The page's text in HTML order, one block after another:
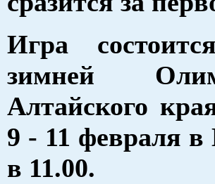
Игра
зимней
Алтайского
9 - 11 февраля в
в 11.00.